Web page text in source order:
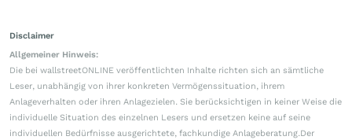
Disclaimer
Allgemeiner Hinweis:
Die bei wallstreetONLINE veröffentlichten Inhalte richten sich an sämtliche
Leser, unabhängig von ihrer konkreten Vermögenssituation, ihrem
Anlageverhalten oder ihren Anlagezielen. Sie berücksichtigen in keiner Weise die
individuelle Situation des einzelnen Lesers und ersetzen keine auf seine
individuellen Bedürfnisse ausgerichtete, fachkundige Anlageberatung.Der